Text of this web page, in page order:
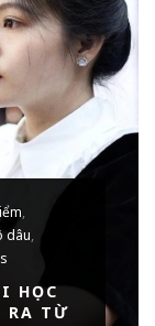
,
dâu,
HỌC
RA TỪ